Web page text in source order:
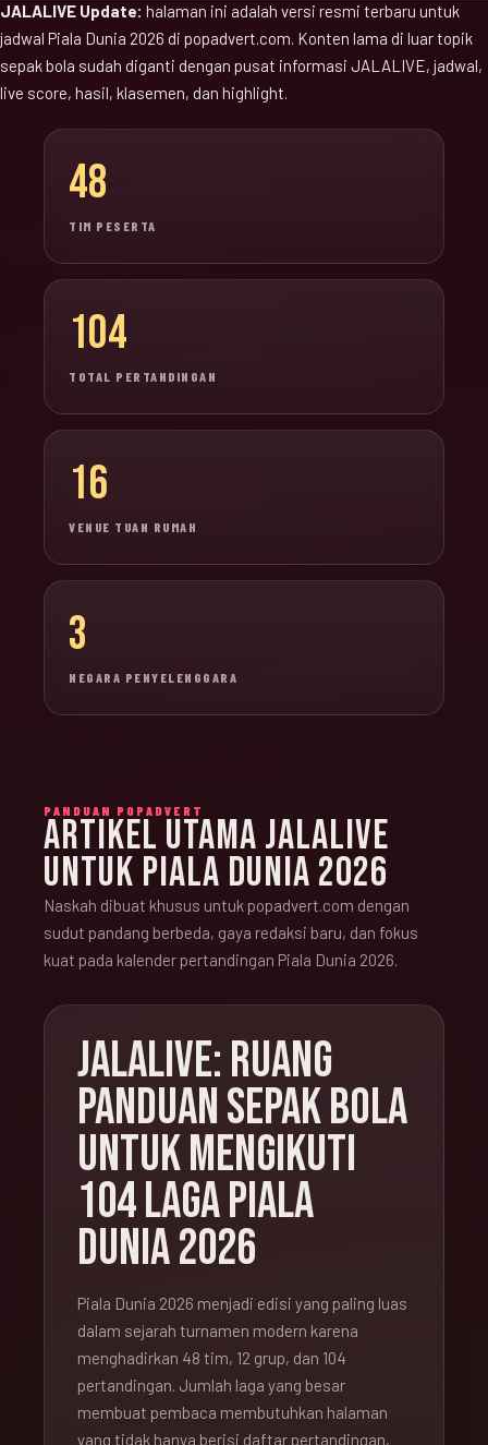
JALALIVE Update: halaman ini adalah versi resmi terbaru untuk
jadwal Piala Dunia 2026 di popadvert.com. Konten lama di luar topik
sepak bola sudah diganti dengan pusat informasi JALALIVE, jadwal,
live score, hasil, klasemen, dan highlight.
48
TIM PESERTA
104
TOTAL PERTANDINGAN
16
VENUE TUAN RUMAH
3
NEGARA PENYELENGGARA
PANDUAN POPADVERT
ARTIKEL UTAMA JALALIVE
UNTUK PIALA DUNIA 2026
Naskah dibuat khusus untuk popadvert.com dengan
sudut pandang berbeda, gaya redaksi baru, dan fokus
kuat pada kalender pertandingan Piala Dunia 2026.
JALALIVE: RUANG
PANDUAN SEPAK BOLA
UNTUK MENGIKUTI
104 LAGA PIALA
DUNIA 2026
Piala Dunia 2026 menjadi edisi yang paling luas
dalam sejarah turnamen modern karena
menghadirkan 48 tim, 12 grup, dan 104
pertandingan. Jumlah laga yang besar
membuat pembaca membutuhkan halaman
yang tidak hanya berisi daftar pertandingan,